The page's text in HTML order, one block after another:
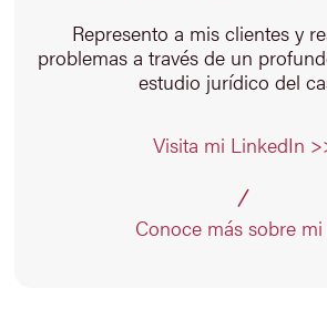
Represento a mis clientes y
problemas a través de un
estudio jurídico del
Visita mi LinkedIn
Conoce más sobre